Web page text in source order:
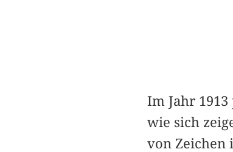
Im Jahr
wie sich
von Zeichen